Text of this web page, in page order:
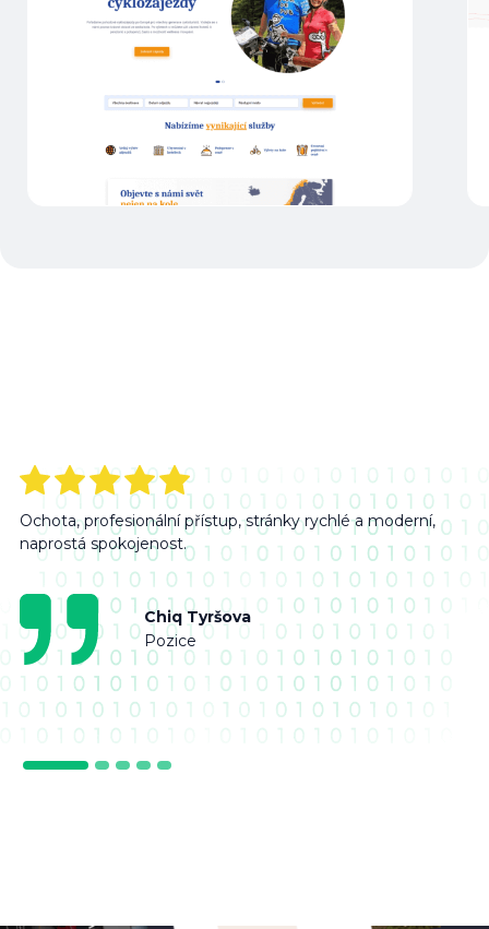
Více o projektu
Ochota, profesionální přístup, stránky rychlé a moderní,
naprostá spokojenost.
Chiq Tyršova
Pozice